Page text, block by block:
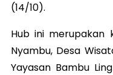
(14/10).
Hub ini merupakan
Nyambu, Desa
Yayasan Bambu